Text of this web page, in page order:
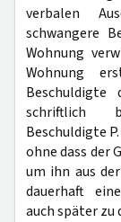
verbalen
schwangere
Wohnung
Wohnung
Beschuldigte
schriftlich
Beschuldigte
ohne dass der
um ihn aus
dauerhaft
auch später zu